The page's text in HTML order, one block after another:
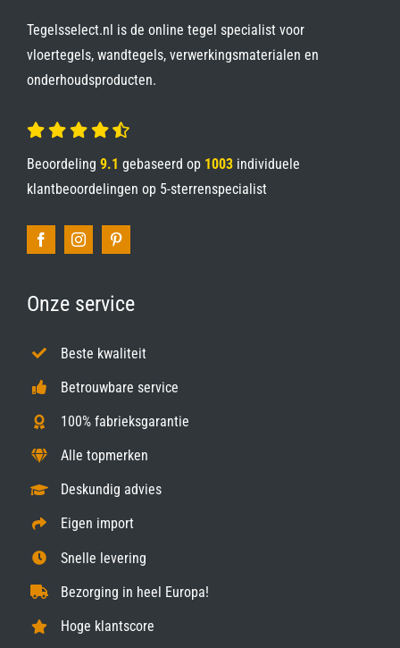
Tegelsselect.nl is de online tegel specialist voor
vloertegels, wandtegels, verwerkingsmaterialen en
onderhoudsproducten.
Beoordeling 9.1 gebaseerd op 1003individuele
klantbeoordelingen op 5-sterrenspecialist
Onze service
Beste kwaliteit
Betrouwbare service
100% fabrieksgarantie
Alle topmerken
Deskundig advies
Eigen import
Snelle levering
Bezorging in heel Europa!
Hoge klantscore